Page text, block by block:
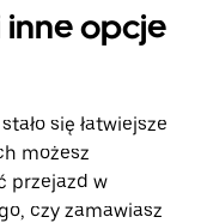
opcje
się łatwiejsze
możesz
przejazd w
czy zamawiasz